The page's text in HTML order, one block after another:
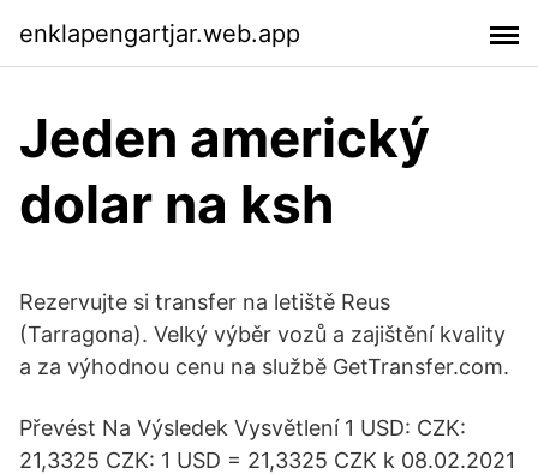
enklapengartjar.web.app
Jeden americký
dolar na ksh
Rezervujte si transfer na letiště Reus
(Tarragona). Velký výběr vozů a zajištění kvality
a za výhodnou cenu na službě GetTransfer.com.
Převést Na Výsledek Vysvětlení 1 USD: CZK:
21,3325 CZK: 1 USD = 21,3325 CZK k 08.02.2021